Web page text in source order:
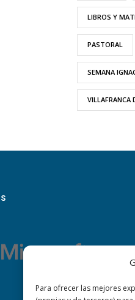
Para ofrecer las mejores
LIBROS Y
PASTORAL
SEMANA
VILLAFRANCA